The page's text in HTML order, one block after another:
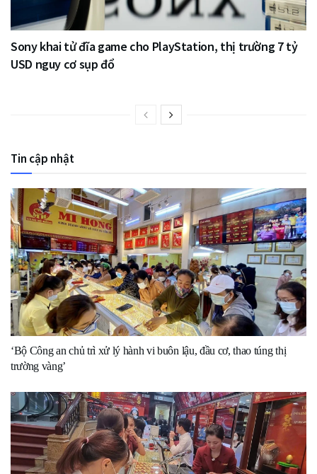
Sony khai tử đĩa game cho PlayStation, thị trường 7 tỷ
USD nguy cơ sụp đổ
Tin cập nhật
‘Bộ Công an chủ trì xử lý hành vi buôn lậu, đầu cơ, thao túng thị
trường vàng’